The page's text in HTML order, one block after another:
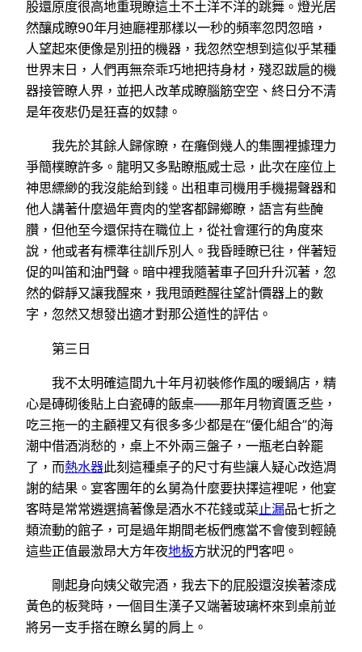
股還原度很高地重現瞭這土不土洋不洋的跳舞。燈光居
然釀成瞭90年月迪廳裡那樣以一秒的頻率忽閃忽暗，
人望起來便像是別扭的機器，我忽然空想到這似乎某種
世界末日，人們再無奈乖巧地把持身材，殘忍跋扈的機
器接管瞭人界，並把人改革成瞭腦筋空空、終日分不清
是年夜悲仍是狂喜的奴隸。
我先於其餘人歸傢瞭，在癱倒幾人的集團裡據理力
爭簡樸瞭許多。龍明又多點瞭瓶威士忌，此次在座位上
神思縹緲的我沒能給到錢。出租車司機用手機揚聲器和
他人講著什麼過年賣肉的堂客都歸鄉瞭，語言有些醃
臢，但他至今還保持在職位上，從社會運行的角度來
說，他或者有標準往訓斥別人。我昏睡瞭已往，伴著短
促的叫笛和油門聲。暗中裡我隨著車子回升升沉著，忽
然的僻靜又讓我醒來，我甩頭甦醒往望計價器上的數
字，忽然又想發出適才對那公道性的評估。
第三日
我不太明確這間九十年月初裝修作風的暖鍋店，精
心是磚砌後貼上白瓷磚的飯桌——那年月物資匱乏些，
吃三拖一的主顧裡又有很多多少都是在“優化組合”的海
潮中借酒消愁的，桌上不外兩三盤子，一瓶老白幹罷
了，而熱水器此刻這種桌子的尺寸有些讓人疑心改造凋
謝的結果。宴客團年的幺舅為什麼要抉擇這裡呢，他宴
客時是常常遴選搞著像是酒水不花錢或菜止漏品七折之
類流動的館子，可是過年期間老板們應當不會傻到輕饒
這些正值最激昂大方年夜地板方狀況的門客吧。
剛起身向姨父敬完酒，我去下的屁股還沒挨著漆成
黃色的板凳時，一個目生漢子又端著玻璃杯來到桌前並
將另一支手搭在瞭幺舅的肩上。